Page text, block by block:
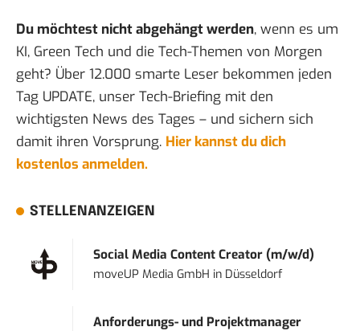
Du möchtest nicht abgehängt werden, wenn es um
KI, Green Tech und die Tech-Themen von Morgen
geht? Über 12.000 smarte Leser bekommen jeden
Tag UPDATE, unser Tech-Briefing mit den
wichtigsten News des Tages – und sichern sich
damit ihren Vorsprung. Hier kannst du dich
kostenlos anmelden.
STELLENANZEIGEN
Social Media Content Creator (m/w/d)
moveUP Media GmbH in Düsseldorf
Anforderungs- und Projektmanager